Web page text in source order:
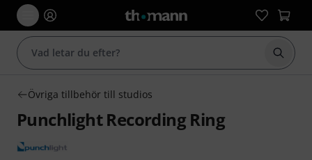
Börja
Övriga tillbehör till studios
Punchlight Recording Ring